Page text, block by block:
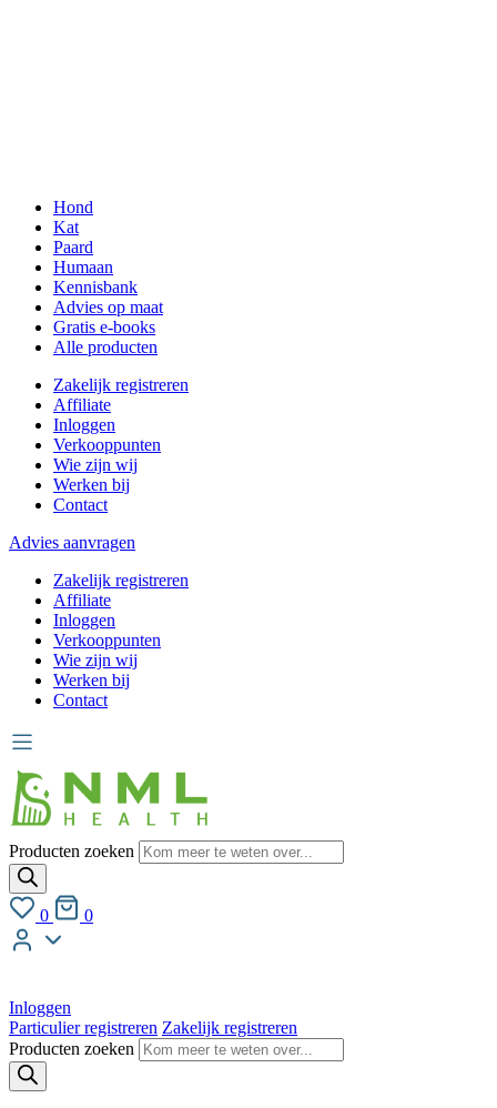
Hond
Kat
Paard
Humaan
Kennisbank
Advies op maat
Gratis e-books
Alle producten
Zakelijk registreren
Affiliate
Inloggen
Verkooppunten
Wie zijn wij
Werken bij
Contact
Advies aanvragen
Zakelijk registreren
Affiliate
Inloggen
Verkooppunten
Wie zijn wij
Werken bij
Contact
Producten zoeken
0 0
Inloggen
Particulier registreren Zakelijk registreren
Producten zoeken